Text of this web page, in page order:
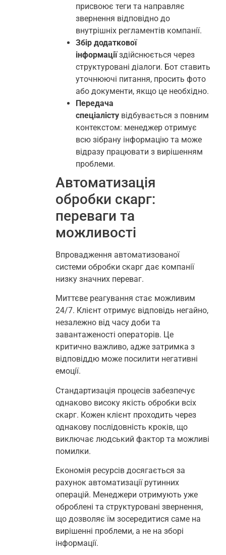
присвоює теги та направляє
звернення відповідно до
внутрішніх регламентів компанії.
Збір додаткової
інформаціїздійснюється через
структуровані діалоги. Бот ставить
уточнюючі питання, просить фото
або документи, якщо це необхідно.
Передача
спеціалісту відбувається з повним
контекстом: менеджер отримує
всю зібрану інформацію та може
відразу працювати з вирішенням
проблеми.
Автоматизація
обробки скарг:
переваги та
можливості
Впровадження автоматизованої
системи обробки скарг дає компанії
низку значних переваг.
Миттєве реагування стає можливим
24/7. Клієнт отримує відповідь негайно,
незалежно від часу доби та
завантаженості операторів. Це
критично важливо, адже затримка з
відповіддю може посилити негативні
емоції.
Стандартизація процесів забезпечує
однаково високу якість обробки всіх
скарг. Кожен клієнт проходить через
однакову послідовність кроків, що
виключає людський фактор та можливі
помилки.
Економія ресурсів досягається за
рахунок автоматизації рутинних
операцій. Менеджери отримують уже
оброблені та структуровані звернення,
що дозволяє їм зосередитися саме на
вирішенні проблеми, а не на зборі
інформації.